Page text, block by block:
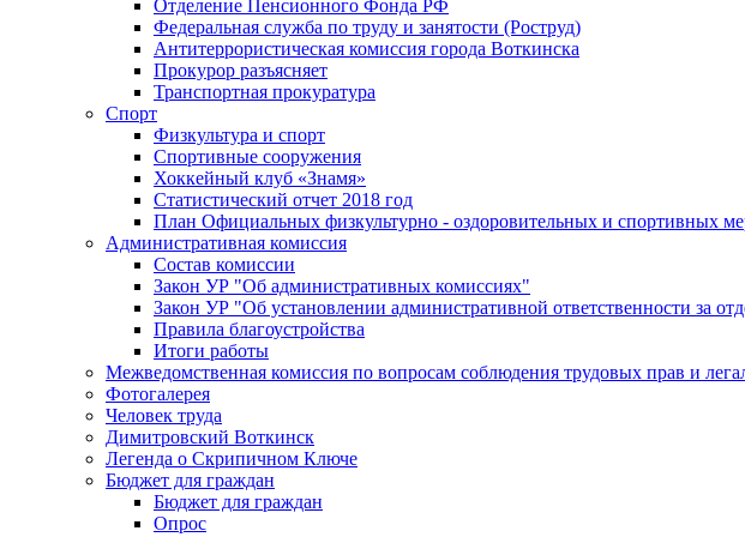
Отделение Пенсионного Фонда РФ
Федеральная служба по труду и занятости (Роструд)
Антитеррористическая комиссия города Воткинска
Прокурор разъясняет
Транспортная прокуратура
Спорт
Физкультура и спорт
Спортивные сооружения
Хоккейный клуб «Знамя»
Статистический отчет 2018 год
План Официальных физкультурно - оздоровительных и спортивных
Административная комиссия
Состав комиссии
Закон УР "Об административных комиссиях"
Закон УР "Об установлении административной ответственности за
Правила благоустройства
Итоги работы
Межведомственная комиссия по вопросам соблюдения трудовых прав и
Фотогалерея
Человек труда
Димитровский Воткинск
Легенда о Скрипичном Ключе
Бюджет для граждан
Бюджет для граждан
Опрос